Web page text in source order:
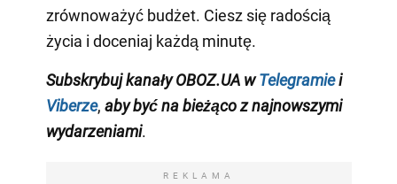
zrównoważyć budżet. Ciesz się radością
życia i doceniaj każdą minutę.
Subskrybuj kanały OBOZ.UA wTelegramiei
Viberze, aby być na bieżąco z najnowszymi
wydarzeniami.
REKLAMA